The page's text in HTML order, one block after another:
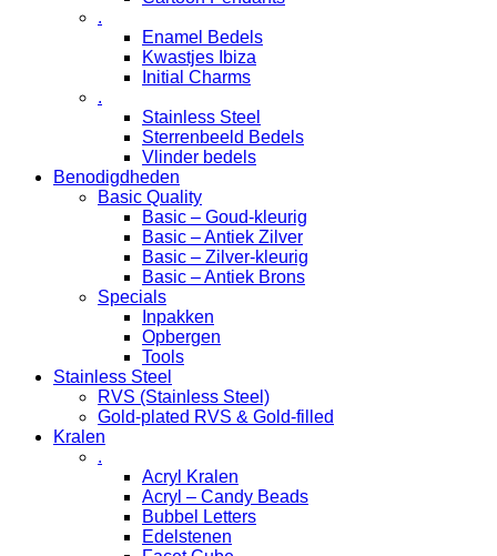
.
Enamel Bedels
Kwastjes Ibiza
Initial Charms
.
Stainless Steel
Sterrenbeeld Bedels
Vlinder bedels
Benodigdheden
Basic Quality
Basic – Goud-kleurig
Basic – Antiek Zilver
Basic – Zilver-kleurig
Basic – Antiek Brons
Specials
Inpakken
Opbergen
Tools
Stainless Steel
RVS (Stainless Steel)
Gold-plated RVS & Gold-filled
Kralen
.
Acryl Kralen
Acryl – Candy Beads
Bubbel Letters
Edelstenen